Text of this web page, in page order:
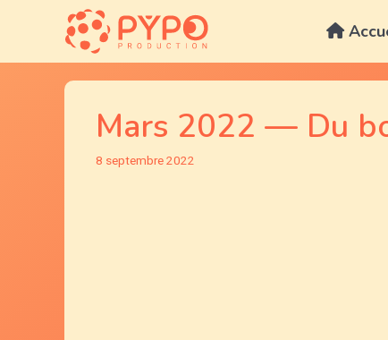
Mars 2022 — Du
8 septembre 2022